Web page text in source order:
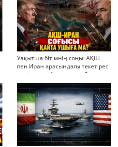
Уақытша бітімнің соңы: АҚШ
пен Иран арасындағы текетірес
неліктен қайта ушықты?